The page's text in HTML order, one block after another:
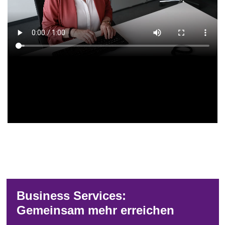
Darüber hinaus bietet Luther herausfordernde
Zusatzaufgaben, bei denen Sie sich in
Business Services:
Gemeinsam mehr erreichen